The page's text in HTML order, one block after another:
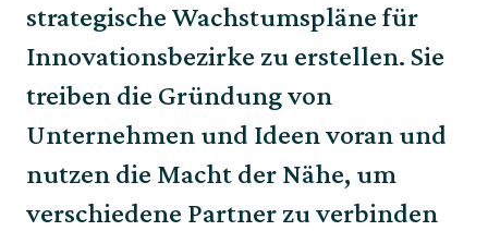
strategische Wachstumspläne für
Innovationsbezirke zu erstellen. Sie
treiben die Gründung von
Unternehmen und Ideen voran und
nutzen die Macht der Nähe, um
verschiedene Partner zu verbinden